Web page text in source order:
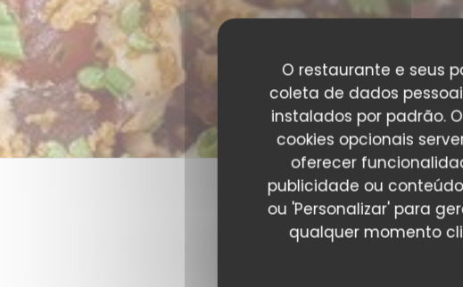
O restaurante e seus
coleta de dados
instalados por padrão.
cookies opcionais
oferecer
publicidade ou
ou 'Personalizar' para
qualquer momento